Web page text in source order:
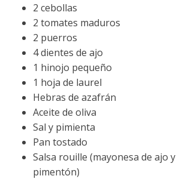
2 cebollas
2 tomates maduros
2 puerros
4 dientes de ajo
1 hinojo pequeño
1 hoja de laurel
Hebras de azafrán
Aceite de oliva
Sal y pimienta
Pan tostado
Salsa rouille (mayonesa de ajo y
pimentón)